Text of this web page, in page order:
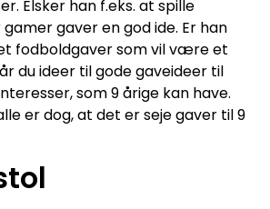
Elsker han f.eks. at spille
gaver en god ide. Er han
fodboldgaver som vil være et
du ideer til gode gaveideer til
som 9 årige kan have.
er dog, at det er seje gaver til 9